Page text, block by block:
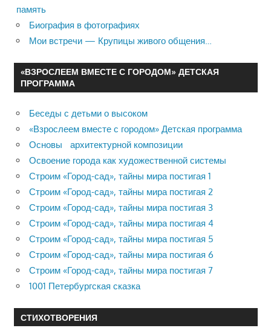
память
Биография в фотографиях
Мои встречи — Крупицы живого общения…
«ВЗРОСЛЕЕМ ВМЕСТЕ С ГОРОДОМ» ДЕТСКАЯ
ПРОГРАММА
Беседы с детьми о высоком
«Взрослеем вместе с городом» Детская программа
Основы архитектурной композиции
Освоение города как художественной системы
Строим «Город-сад», тайны мира постигая 1
Строим «Город-сад», тайны мира постигая 2
Строим «Город-сад», тайны мира постигая 3
Строим «Город-сад», тайны мира постигая 4
Строим «Город-сад», тайны мира постигая 5
Строим «Город-сад», тайны мира постигая 6
Строим «Город-сад», тайны мира постигая 7
1001 Петербургская сказка
СТИХОТВОРЕНИЯ